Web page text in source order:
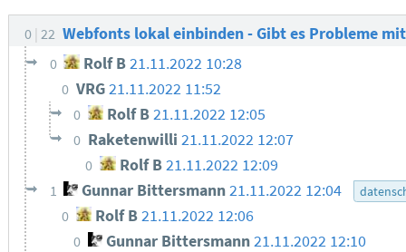
0 22 Webfonts lokal einbinden - Gibt es Probleme mit
0 Rolf B21.11.2022 10:28
0 VRG21.11.2022 11:52
0 Rolf B 21.11.2022 12:05
0 Raketenwilli 21.11.2022 12:07
0 Rolf B21.11.2022 12:09
1 Gunnar Bittersmann21.11.2022 12:04
0 Rolf B21.11.2022 12:06
0 Gunnar Bittersmann21.11.2022 12:10